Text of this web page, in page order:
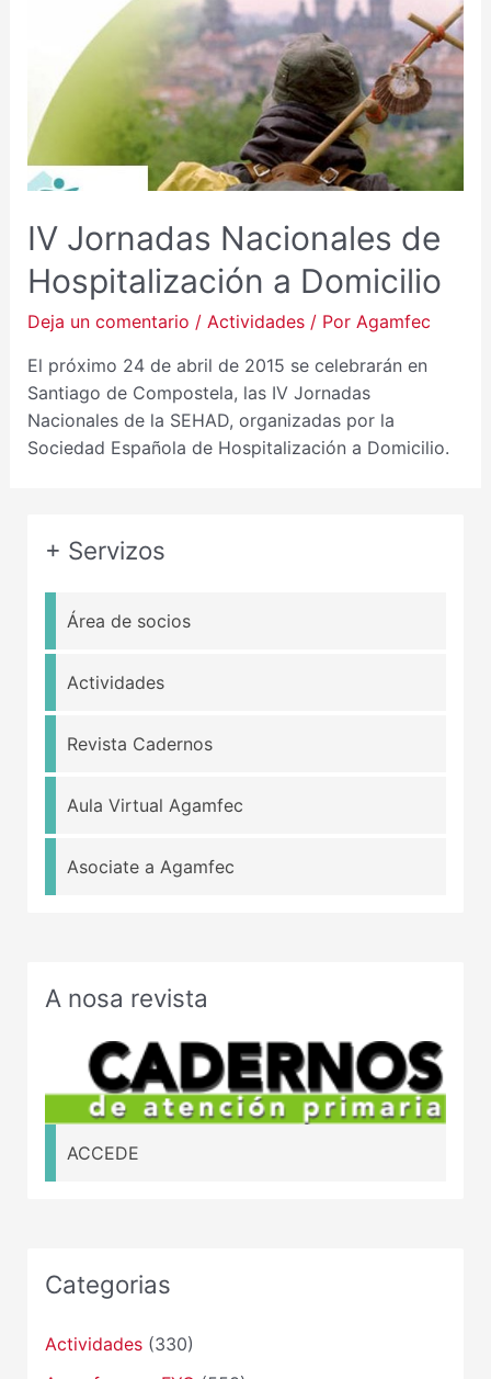
IV Jornadas Nacionales de
Hospitalización a Domicilio
Deja un comentario / Actividades/ Por Agamfec
El próximo 24 de abril de 2015 se celebrarán en
Santiago de Compostela, las IV Jornadas
Nacionales de la SEHAD, organizadas por la
Sociedad Española de Hospitalización a Domicilio.
+ Servizos
Área de socios
Actividades
Revista Cadernos
Aula Virtual Agamfec
Asociate a Agamfec
A nosa revista
ACCEDE
Categorias
Actividades(330)